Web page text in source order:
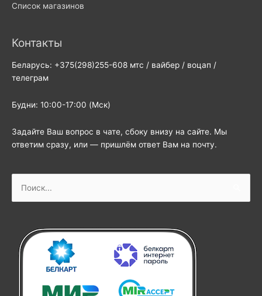
Список магазинов
Контакты
Беларусь: +375(298)255-608 мтс / вайбер / воцап /
телеграм
Будни: 10:00-17:00 (Мск)
Задайте Ваш вопрос в чате, сбоку внизу на сайте. Мы
ответим сразу, или — пришлём ответ Вам на почту.